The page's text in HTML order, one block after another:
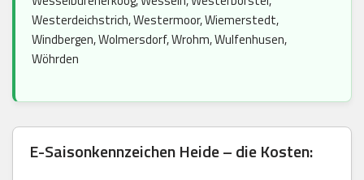
Westerdeichstrich, Westermoor, Wiemerstedt,
Windbergen, Wolmersdorf, Wrohm, Wulfenhusen,
Wöhrden
E-Saisonkennzeichen Heide – die Kosten: